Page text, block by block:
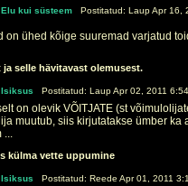
Elu kui süsteem Postitatud: Laup Apr
on ühed kõige suuremad varjatud
selle hävitavast olemusest.
Isiksus Postitatud: Laup Apr 02, 2011
on olevik VÕITJATE (st
muutub, siis kirjutatakse ümber ka
...
külma vette uppumine
Isiksus Postitatud: Reede Apr 01, 2011